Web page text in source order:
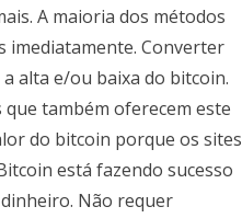
A maioria dos métodos
imediatamente. Converter
alta e/ou baixa do bitcoin.
também oferecem este
do bitcoin porque os sites
está fazendo sucesso
Não requer